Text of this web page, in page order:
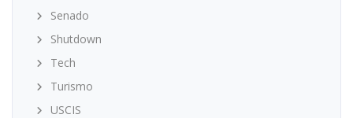
Senado
Shutdown
Tech
Turismo
USCIS